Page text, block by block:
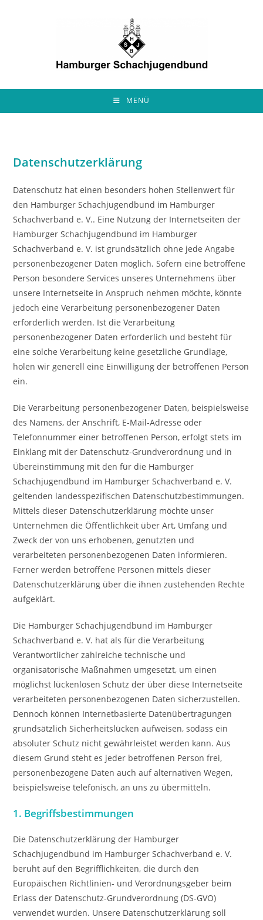
MENÜ
Datenschutzerklärung
Datenschutz hat einen besonders hohen Stellenwert für
den Hamburger Schachjugendbund im Hamburger
Schachverband e. V.. Eine Nutzung der Internetseiten der
Hamburger Schachjugendbund im Hamburger
Schachverband e. V. ist grundsätzlich ohne jede Angabe
personenbezogener Daten möglich. Sofern eine betroffene
Person besondere Services unseres Unternehmens über
unsere Internetseite in Anspruch nehmen möchte, könnte
jedoch eine Verarbeitung personenbezogener Daten
erforderlich werden. Ist die Verarbeitung
personenbezogener Daten erforderlich und besteht für
eine solche Verarbeitung keine gesetzliche Grundlage,
holen wir generell eine Einwilligung der betroffenen Person
ein.
Die Verarbeitung personenbezogener Daten, beispielsweise
des Namens, der Anschrift, E-Mail-Adresse oder
Telefonnummer einer betroffenen Person, erfolgt stets im
Einklang mit der Datenschutz-Grundverordnung und in
Übereinstimmung mit den für die Hamburger
Schachjugendbund im Hamburger Schachverband e. V.
geltenden landesspezifischen Datenschutzbestimmungen.
Mittels dieser Datenschutzerklärung möchte unser
Unternehmen die Öffentlichkeit über Art, Umfang und
Zweck der von uns erhobenen, genutzten und
verarbeiteten personenbezogenen Daten informieren.
Ferner werden betroffene Personen mittels dieser
Datenschutzerklärung über die ihnen zustehenden Rechte
aufgeklärt.
Die Hamburger Schachjugendbund im Hamburger
Schachverband e. V. hat als für die Verarbeitung
Verantwortlicher zahlreiche technische und
organisatorische Maßnahmen umgesetzt, um einen
möglichst lückenlosen Schutz der über diese Internetseite
verarbeiteten personenbezogenen Daten sicherzustellen.
Dennoch können Internetbasierte Datenübertragungen
grundsätzlich Sicherheitslücken aufweisen, sodass ein
absoluter Schutz nicht gewährleistet werden kann. Aus
diesem Grund steht es jeder betroffenen Person frei,
personenbezogene Daten auch auf alternativen Wegen,
beispielsweise telefonisch, an uns zu übermitteln.
1. Begriffsbestimmungen
Die Datenschutzerklärung der Hamburger
Schachjugendbund im Hamburger Schachverband e. V.
beruht auf den Begrifflichkeiten, die durch den
Europäischen Richtlinien- und Verordnungsgeber beim
Erlass der Datenschutz-Grundverordnung (DS-GVO)
verwendet wurden. Unsere Datenschutzerklärung soll